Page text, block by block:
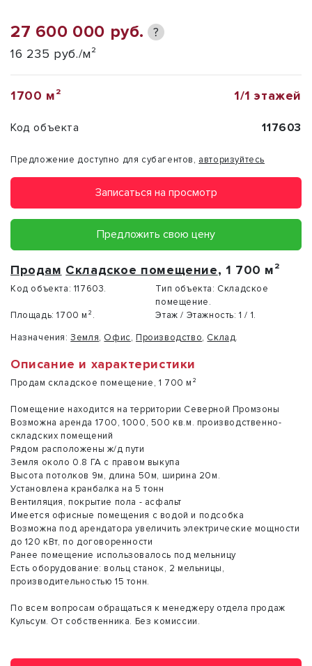
27 600 000 руб. ?
16 235 руб./м²
1700 м² 1/1 этажей
Код объекта 117603
Предложение доступно для субагентов, авторизуйтесь
Записаться на просмотр
Предложить свою цену
Продам Складское помещение, 1 700 м²
Код объекта: 117603. Тип объекта: Складское
помещение.
Площадь: 1700 м². Этаж / Этажность: 1 / 1.
Назначения: Земля, Офис, Производство, Склад.
Описание и характеристики
Продам складское помещение, 1 700 м²
Помещение находится на территории Северной Промзоны
Возможна аренда 1700, 1000, 500 кв.м. производственно-
складских помещений
Рядом расположены ж/д пути
Земля около 0.8 ГА с правом выкупа
Высота потолков 9м, длина 50м, ширина 20м.
Установлена кранбалка на 5 тонн
Вентиляция, покрытие пола - асфальт
Имеется офисные помещения с водой и подсобка
Возможна под арендатора увеличить электрические мощности
до 120 кВт, по договоренности
Ранее помещение использовалось под мельницу
Есть оборудование: вольц станок, 2 мельницы,
производительностью 15 тонн.
По всем вопросам обращаться к менеджеру отдела продаж
Кульсум. От собственника. Без комиссии.